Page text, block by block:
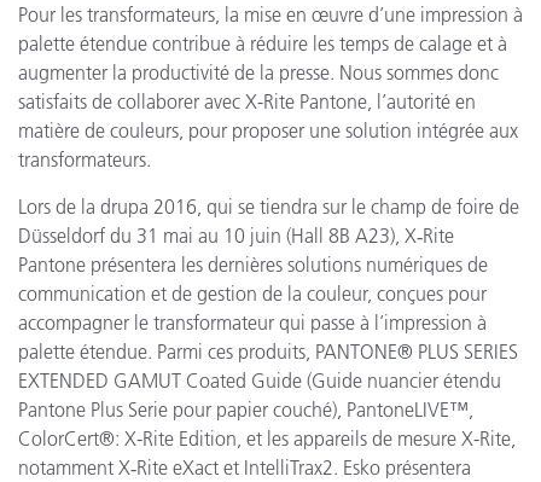
Pour les transformateurs, la mise en œuvre d’une impression à
palette étendue contribue à réduire les temps de calage et à
augmenter la productivité de la presse. Nous sommes donc
satisfaits de collaborer avec X-Rite Pantone, l’autorité en
matière de couleurs, pour proposer une solution intégrée aux
transformateurs.
Lors de la drupa 2016, qui se tiendra sur le champ de foire de
Düsseldorf du 31 mai au 10 juin (Hall 8B A23), X‑Rite
Pantone présentera les dernières solutions numériques de
communication et de gestion de la couleur, conçues pour
accompagner le transformateur qui passe à l’impression à
palette étendue. Parmi ces produits, PANTONE® PLUS SERIES
EXTENDED GAMUT Coated Guide (Guide nuancier étendu
Pantone Plus Serie pour papier couché), PantoneLIVE™,
ColorCert®: X-Rite Edition, et les appareils de mesure X-Rite,
notamment X‑Rite eXact et IntelliTrax2. Esko présentera